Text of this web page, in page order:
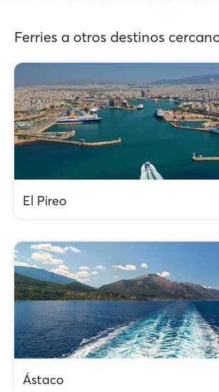
Ferries a otros destinos
El Pireo
Ástaco